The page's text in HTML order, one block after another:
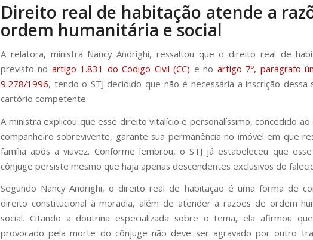
Direito real de habitação atende a
ordem humanitária e social
A relatora, ministra Nancy Andrighi, ressaltou que o direito real de
previsto no artigo 1.831 do Código Civil (CC) e no artigo 7º, parágrafo
9.278/1996, tendo o STJ decidido que não é necessária a inscrição dessa
cartório competente.
A ministra explicou que esse direito vitalício e personalíssimo, concedido ao
companheiro sobrevivente, garante sua permanência no imóvel em que
família após a viuvez. Conforme lembrou, o STJ já estabeleceu que
cônjuge persiste mesmo que haja apenas descendentes exclusivos do
Segundo Nancy Andrighi, o direito real de habitação é uma forma de
direito constitucional à moradia, além de atender a razões de ordem
social. Citando a doutrina especializada sobre o tema, ela afirmou
provocado pela morte do cônjuge não deve ser agravado por outro